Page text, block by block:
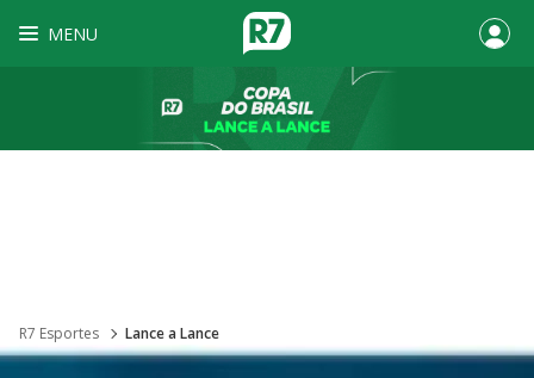
MENU
R7 Esportes Lance a Lance